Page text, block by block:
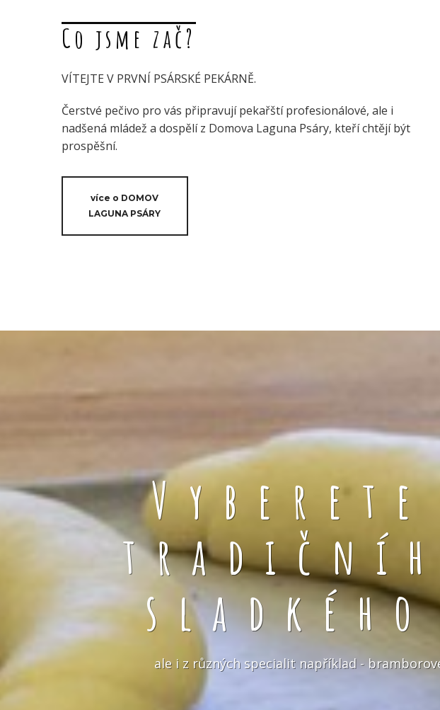
Co jsme zač?
VÍTEJTE V PRVNÍ PSÁRSKÉ PEKÁRNĚ.
Čerstvé pečivo pro vás připravují pekařští profesionálové, ale i
nadšená mládež a dospělí z Domova Laguna Psáry, kteří chtějí být
prospěšní.
více o DOMOV
LAGUNA PSÁRY
ale i z různých specialit například -